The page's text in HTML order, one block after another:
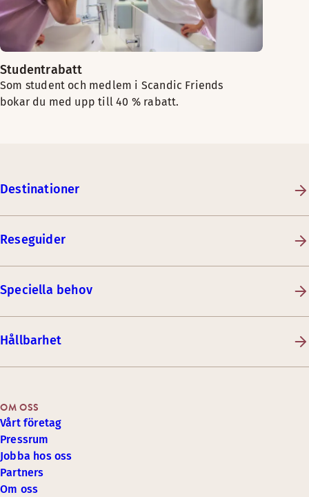
Studentrabatt
Som student och medlem i Scandic Friends
bokar du med upp till 40 % rabatt.
Destinationer
Reseguider
Speciella behov
Hållbarhet
OM OSS
Vårt företag
Pressrum
Jobba hos oss
Partners
Om oss